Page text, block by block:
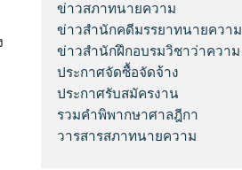
ข่าวสภาทนายความ
ข่าวสำนักคดีมรรยาทนายความ
ข่าวสำนักฝึกอบรมวิชาว่าความ
ประกาศจัดซื้อจัดจ้าง
ประกาศรับสมัครงาน
รวมคำพิพากษาศาลฎีกา
วารสารสภาทนายความ